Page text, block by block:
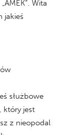
Wita
jakieś
służbowe
który jest
z nieopodal